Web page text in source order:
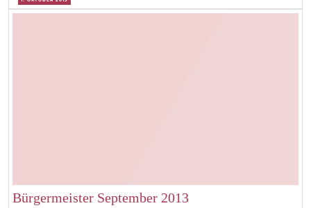
Bürgermeister September 2013